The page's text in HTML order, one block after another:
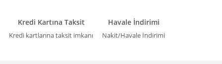
Kredi Kartına Taksit
Kredi kartlarına taksit imkanı
Havale İndirimi
Nakit/Havale İndirimi